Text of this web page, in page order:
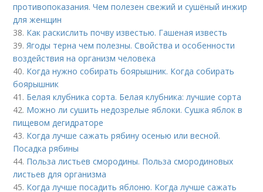
противопоказания. Чем полезен свежий и сушёный инжир
для женщин
38. Как раскислить почву известью. Гашеная известь
39. Ягоды терна чем полезны. Свойства и особенности
воздействия на организм человека
40. Когда нужно собирать боярышник. Когда собирать
боярышник
41. Белая клубника сорта. Белая клубника: лучшие сорта
42. Можно ли сушить недозрелые яблоки. Сушка яблок в
пищевом дегидраторе
43. Когда лучше сажать рябину осенью или весной.
Посадка рябины
44. Польза листьев смородины. Польза смородиновых
листьев для организма
45. Когда лучше посадить яблоню. Когда лучше сажать